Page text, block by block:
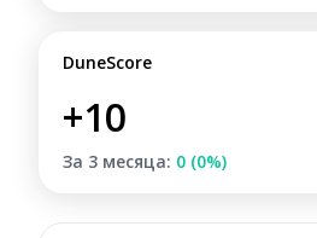
DuneScore
+10
За 3 месяца: 0 (0%)